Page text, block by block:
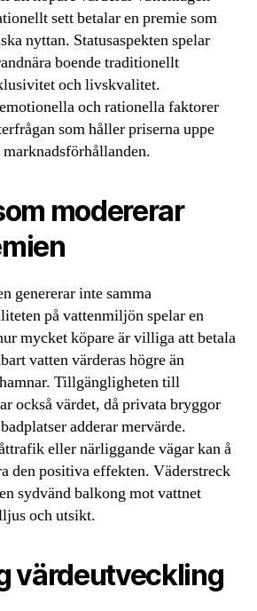
sett betalar en premie som
nyttan. Statusaspekten spelar
boende traditionellt
och livskvalitet.
och rationella faktorer
som håller priserna uppe
modererar
genererar inte samma
på vattenmiljön spelar en
mycket köpare är villiga att betala
vatten värderas högre än
Tillgängligheten till
också värdet, då privata bryggor
adderar mervärde.
eller närliggande vägar kan å
den positiva effekten. Väderstreck
sydvänd balkong mot vattnet
och utsikt.
värdeutveckling